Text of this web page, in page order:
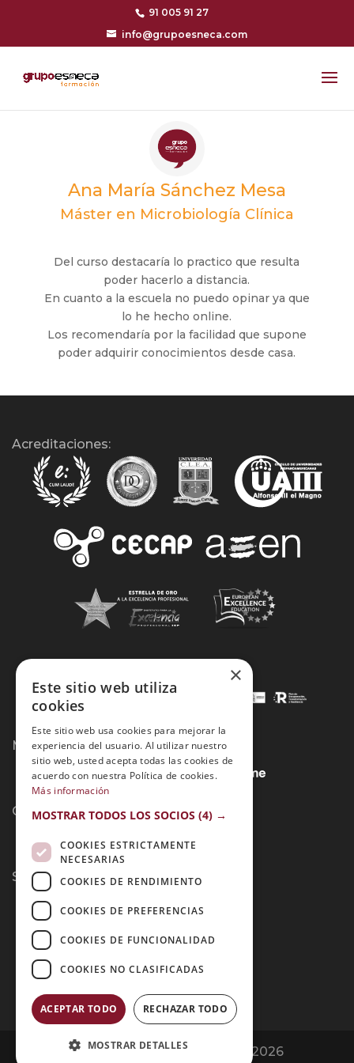
91 005 91 27
info@grupoesneca.com
Ana María Sánchez Mesa
Máster en Microbiología Clínica
Del curso destacaría lo practico que resulta
poder hacerlo a distancia.
En cuanto a la escuela no puedo opinar ya que
lo he hecho online.
Los recomendaría por la facilidad que supone
poder adquirir conocimientos desde casa.
Acreditaciones:
Métodos de Pago:
Contacto:
Síguenos:
Opiniones Grupo Esneca | Copyright 2026
×
Este sitio web utiliza
cookies
Este sitio web usa cookies para mejorar la
experiencia del usuario. Al utilizar nuestro
sitio web, usted acepta todas las cookies de
acuerdo con nuestra Política de cookies.
Más información
MOSTRAR TODOS LOS SOCIOS (4) →
COOKIES ESTRICTAMENTE
NECESARIAS
COOKIES DE RENDIMIENTO
COOKIES DE PREFERENCIAS
COOKIES DE FUNCIONALIDAD
COOKIES NO CLASIFICADAS
ACEPTAR TODO RECHAZAR TODO
MOSTRAR DETALLES